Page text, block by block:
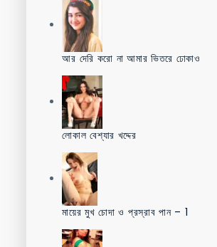
আর দেরি করো না আমার ভিতরে ঢোকাও
লোকাল বেশ্যার খদ্দের
মায়ের মুখ চোদা ও প্রস্রাব পান – 1